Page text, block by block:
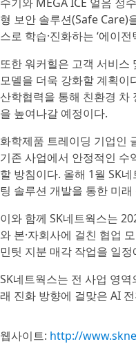
형 보안 솔루션(Safe Care)
스로 학습·진화하는 ‘에이
또한 워커힐은 고객 서비스
모델을 더욱 강화할 계획이
산학협력을 통해 친환경 차
을 높여나갈 예정이다.
화학제품 트레이딩 기업인
기존 사업에서 안정적인 수
할 방침이다. 올해 1월 SK
팅 솔루션 개발을 통한 미
이와 함께 SK네트웍스는
와 본·자회사에 걸친 협업
민팃 지분 매각 작업을 일
SK네트웍스는 전 사업 영
래 진화 방향에 걸맞은 AI
웹사이트: http://